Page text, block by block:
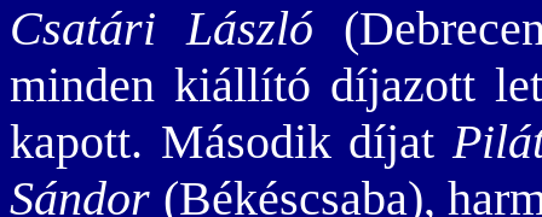
Csatári László
minden kiállító díjazott
kapott. Második díjat
Sándor (Békéscsaba),